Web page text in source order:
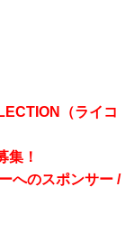
（ライコ
集！
へのスポンサー /